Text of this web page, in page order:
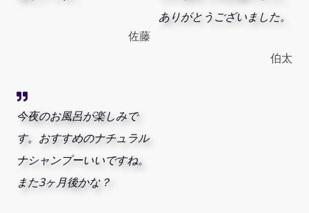
佐藤
ありがとうございました。
伯太
今夜のお風呂が楽しみで
す。おすすめのナチュラル
ナシャンプーいいですね。
また3ヶ月後かな？